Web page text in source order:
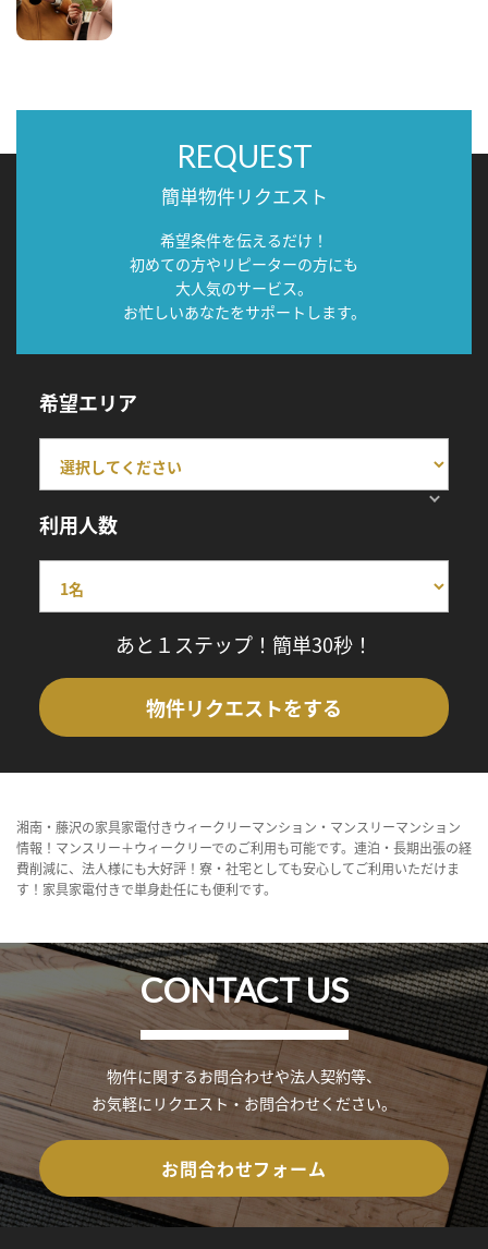
REQUEST
簡単物件リクエスト
希望条件を伝えるだけ！
初めての方やリピーターの方にも
大人気のサービス。
お忙しいあなたをサポートします。
希望エリア
利用人数
あと１ステップ！簡単30秒！
物件リクエストをする
湘南・藤沢の家具家電付きウィークリーマンション・マンスリーマンション
情報！マンスリー＋ウィークリーでのご利用も可能です。連泊・長期出張の経
費削減に、法人様にも大好評！寮・社宅としても安心してご利用いただけま
す！家具家電付きで単身赴任にも便利です。
CONTACT US
物件に関するお問合わせや法人契約等、
お気軽にリクエスト・お問合わせください。
お問合わせフォーム